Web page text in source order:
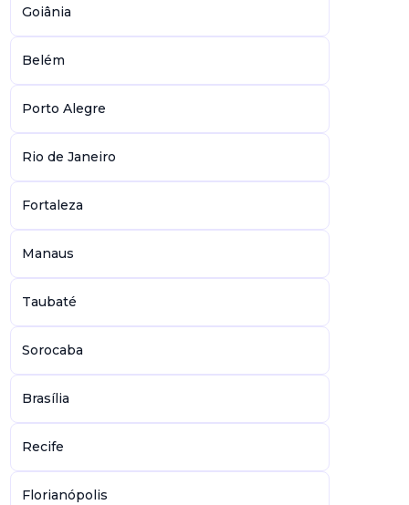
Goiânia
Belém
Porto Alegre
Rio de Janeiro
Fortaleza
Manaus
Taubaté
Sorocaba
Brasília
Recife
Florianópolis